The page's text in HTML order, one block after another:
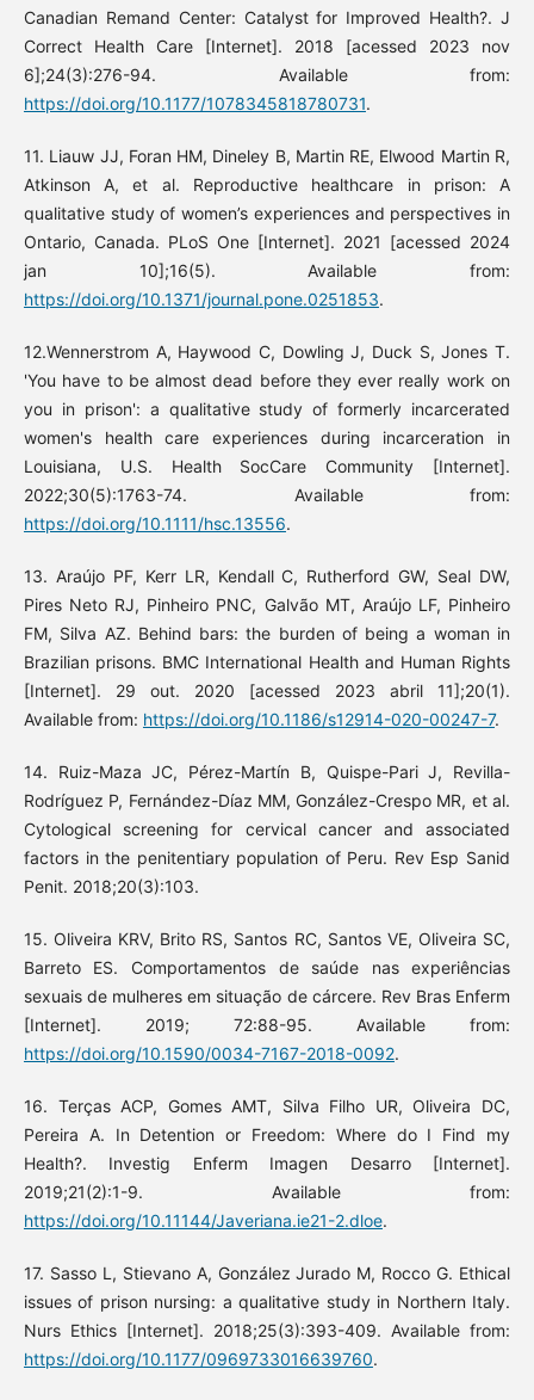
Canadian Remand Center: Catalyst for Improved Health?. J
Correct Health Care [Internet]. 2018 [acessed 2023 nov
6];24(3):276-94. Available from:
https://doi.org/10.1177/1078345818780731.
11. Liauw JJ, Foran HM, Dineley B, Martin RE, Elwood Martin R,
Atkinson A, et al. Reproductive healthcare in prison: A
qualitative study of women’s experiences and perspectives in
Ontario, Canada. PLoS One [Internet]. 2021 [acessed 2024
jan 10];16(5). Available from:
https://doi.org/10.1371/journal.pone.0251853.
12.Wennerstrom A, Haywood C, Dowling J, Duck S, Jones T.
'You have to be almost dead before they ever really work on
you in prison': a qualitative study of formerly incarcerated
women's health care experiences during incarceration in
Louisiana, U.S. Health SocCare Community [Internet].
2022;30(5):1763-74. Available from:
https://doi.org/10.1111/hsc.13556.
13. Araújo PF, Kerr LR, Kendall C, Rutherford GW, Seal DW,
Pires Neto RJ, Pinheiro PNC, Galvão MT, Araújo LF, Pinheiro
FM, Silva AZ. Behind bars: the burden of being a woman in
Brazilian prisons. BMC International Health and Human Rights
[Internet]. 29 out. 2020 [acessed 2023 abril 11];20(1).
Available from: https://doi.org/10.1186/s12914-020-00247-7.
14. Ruiz-Maza JC, Pérez-Martín B, Quispe-Pari J, Revilla-
Rodríguez P, Fernández-Díaz MM, González-Crespo MR, et al.
Cytological screening for cervical cancer and associated
factors in the penitentiary population of Peru. Rev Esp Sanid
Penit. 2018;20(3):103.
15. Oliveira KRV, Brito RS, Santos RC, Santos VE, Oliveira SC,
Barreto ES. Comportamentos de saúde nas experiências
sexuais de mulheres em situação de cárcere. Rev Bras Enferm
[Internet]. 2019; 72:88-95. Available from:
https://doi.org/10.1590/0034-7167-2018-0092.
16. Terças ACP, Gomes AMT, Silva Filho UR, Oliveira DC,
Pereira A. In Detention or Freedom: Where do I Find my
Health?. Investig Enferm Imagen Desarro [Internet].
2019;21(2):1-9. Available from:
https://doi.org/10.11144/Javeriana.ie21-2.dloe.
17. Sasso L, Stievano A, González Jurado M, Rocco G. Ethical
issues of prison nursing: a qualitative study in Northern Italy.
Nurs Ethics [Internet]. 2018;25(3):393-409. Available from:
https://doi.org/10.1177/0969733016639760.